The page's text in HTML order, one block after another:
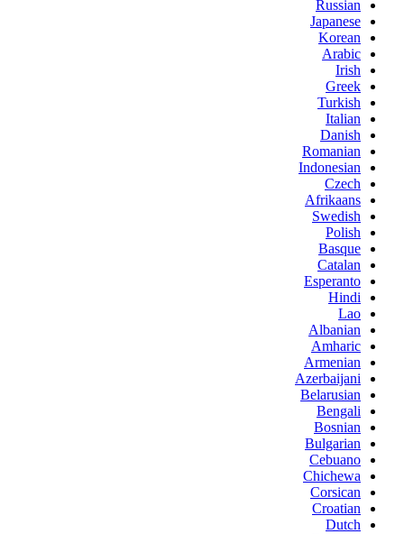
Russian
Japanese
Korean
Arabic
Irish
Greek
Turkish
Italian
Danish
Romanian
Indonesian
Czech
Afrikaans
Swedish
Polish
Basque
Catalan
Esperanto
Hindi
Lao
Albanian
Amharic
Armenian
Azerbaijani
Belarusian
Bengali
Bosnian
Bulgarian
Cebuano
Chichewa
Corsican
Croatian
Dutch